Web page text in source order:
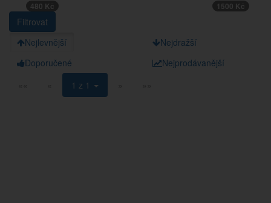
480 Kč 1500 Kč
Nejlevnější
Nejdražší
Doporučené
Nejprodávanější
««
« 1 z 1 » »»